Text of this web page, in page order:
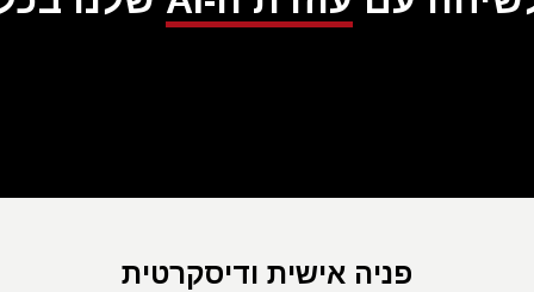
פניה אישית ודיסקרטית